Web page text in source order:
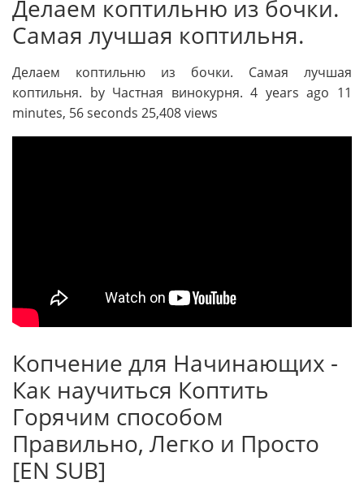
Делаем коптильню из бочки.
Самая лучшая коптильня.
Делаем коптильню из бочки. Самая лучшая
коптильня. by Частная винокурня. 4 years ago 11
minutes, 56 seconds 25,408 views
Копчение для Начинающих -
Как научиться Коптить
Горячим способом
Правильно, Легко и Просто
[EN SUB]